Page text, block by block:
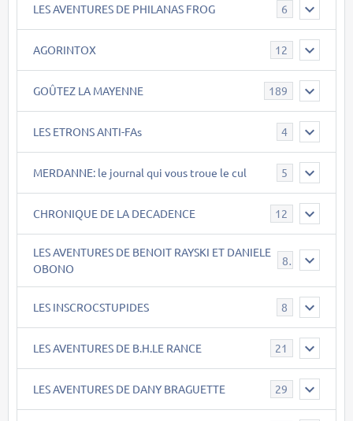
LES AVENTURES DE PHILANAS FROG 6
AGORINTOX 12
GOÛTEZ LA MAYENNE 189
LES ETRONS ANTI-FAs 4
MERDANNE: le journal qui vous troue le cul 5
CHRONIQUE DE LA DECADENCE 12
LES AVENTURES DE BENOIT RAYSKI ET DANIELE
OBONO
8
LES INSCROCSTUPIDES 8
LES AVENTURES DE B.H.LE RANCE 21
LES AVENTURES DE DANY BRAGUETTE 29